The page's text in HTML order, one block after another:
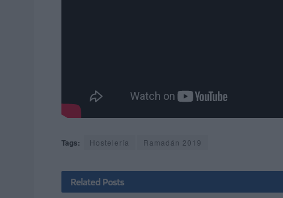
Tags: Hostelería Ramadán 2019
Related Posts